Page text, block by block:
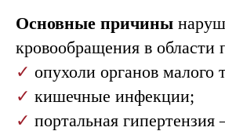
Основные причины
кровообращения в
✓ опухоли органов малого
✓ кишечные инфекции;
✓ портальная
на консультацию специалиста,
пожалуйста, оставьте заявку:
+7